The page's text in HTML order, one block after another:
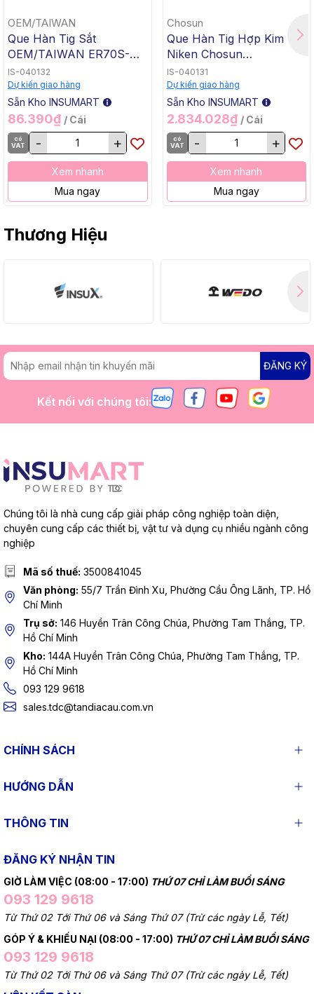
OEM/TAIWAN
Que Hàn Tig Sắt
OEM/TAIWAN ER70S-G
TG-50, 1.6x1000mm, 5 Kg
/ Hộp, 20 Kg / Thùng
IS-040132
Dự kiến giao hàng
Sẵn Kho INSUMART
86.390₫ / Cái
có
VAT
- +
Xem nhanh
Mua ngay
Chosun
Que Hàn Tig Hợp Kim
Niken Chosun
ERNiCrMo-3 TGC-625,
2.4x1000mm, 5 Kg / Hộp,
20 Kg / Thùng
IS-040131
Dự kiến giao hàng
Sẵn Kho INSUMART
2.834.028₫ / Cái
có
VAT
- +
Xem nhanh
Mua ngay
Thương Hiệu
ĐĂNG KÝ
Kết nối với chúng tôi:
Chúng tôi là nhà cung cấp giải pháp công nghiệp toàn diện,
chuyên cung cấp các thiết bị, vật tư và dụng cụ nhiều ngành công
nghiệp
Mã số thuế: 3500841045
Văn phòng: 55/7 Trần Đình Xu, Phường Cầu Ông Lãnh, TP. Hồ
Chí Minh
Trụ sở: 146 Huyền Trân Công Chúa, Phường Tam Thắng, TP.
Hồ Chí Minh
Kho: 144A Huyền Trân Công Chúa, Phường Tam Thắng, TP.
Hồ Chí Minh
093 129 9618
sales.tdc@tandiacau.com.vn
CHÍNH SÁCH
HƯỚNG DẪN
THÔNG TIN
ĐĂNG KÝ NHẬN TIN
GIỜ LÀM VIỆC (08:00 - 17:00) THỨ 07 CHỈ LÀM BUỔI SÁNG
093 129 9618
Từ Thứ 02 Tới Thứ 06 và Sáng Thứ 07 (Trừ các ngày Lễ, Tết)
GÓP Ý & KHIẾU NẠI (08:00 - 17:00) THỨ 07 CHỈ LÀM BUỔI SÁNG
093 129 9618
Từ Thứ 02 Tới Thứ 06 và Sáng Thứ 07 (Trừ các ngày Lễ, Tết)